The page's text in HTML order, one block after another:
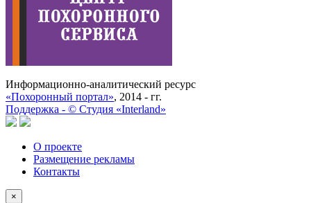
Информационно-аналитический ресурс
«Похоронный портал», 2014 - гг.
Поддержка - © Cтудия «Interland»
О проекте
Размещение рекламы
Контакты
×